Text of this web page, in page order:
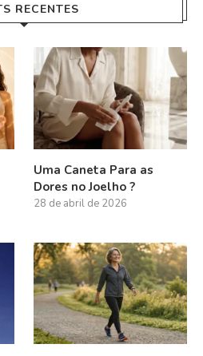
RECENTES
Uma Caneta Para as
Dores no Joelho ?
28 de abril de 2026